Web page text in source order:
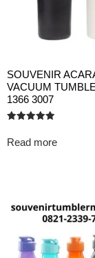
SOUVENIR
VACUUM
1366 3007
5.00
out of 5
Read more